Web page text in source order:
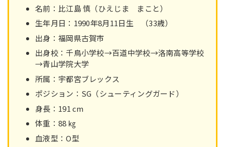
名前：比江島 慎（ひえじま まこと）
生年月日：1990年8月11日生 （33歳）
出身：福岡県古賀市
出身校：千鳥小学校→百道中学校→洛南高等学校
→青山学院大学
所属：宇都宮ブレックス
ポジション：SG（シューティングガード）
身長：191 cm
体重：88 ㎏
血液型：O型